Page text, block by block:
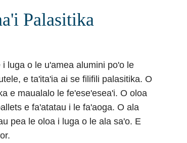
Palasitika
luga o le u'amea alumini po'o le
e ta'ita'ia ai se filifili palasitika. O
e maualalo le fe'ese'esea'i. O oloa
e fa'atatau i le fa'aoga. O ala
pea le oloa i luga o le ala sa'o. E